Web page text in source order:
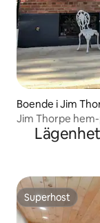
Boende i Jim
Jim Thorpe
Superhost
Superhost